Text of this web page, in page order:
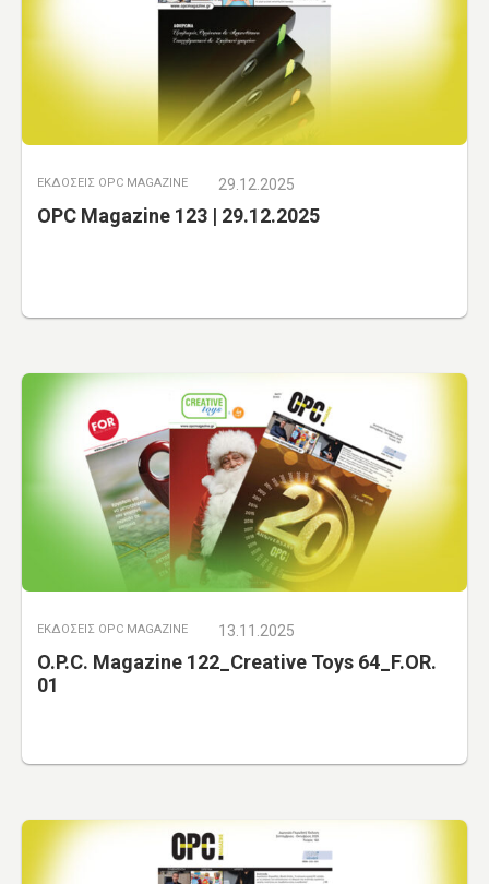
ΕΚΔΟΣΕΙΣ OPC MAGAZINE 29.12.2025
OPC Magazine 123 | 29.12.2025
ΕΚΔΟΣΕΙΣ OPC MAGAZINE 13.11.2025
O.P.C. Magazine 122_Creative Toys 64_F.OR.
01